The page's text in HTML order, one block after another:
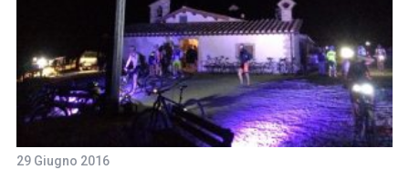
29 Giugno 2016